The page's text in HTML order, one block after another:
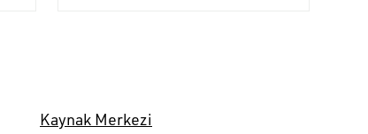
Kaynak Merkezi